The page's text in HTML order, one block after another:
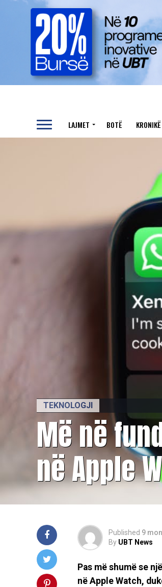
LAJMET BOTË
TEKNOLOGJI
Më në
në Apple
Published 9
By UBT News
Pas më shumë se
në Apple Watch,